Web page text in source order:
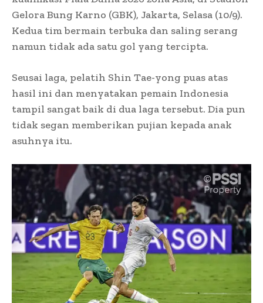
Gelora Bung Karno (GBK), Jakarta, Selasa (10/9).
Kedua tim bermain terbuka dan saling serang
namun tidak ada satu gol yang tercipta.
Seusai laga, pelatih Shin Tae-yong puas atas
hasil ini dan menyatakan pemain Indonesia
tampil sangat baik di dua laga tersebut. Dia pun
tidak segan memberikan pujian kepada anak
asuhnya itu.